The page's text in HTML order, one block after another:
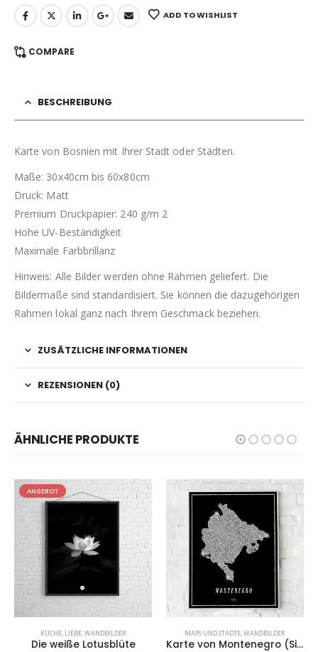
ADD TO WISHLIST
COMPARE
BESCHREIBUNG
Karte von Bosnien mit Ihrer Stadt oder Städten.
Maße: 30x40cm bis 60x80cm
Druck: Matt
Premium Druckpapier: 240 g/m 2
Hohe UV-Beständigkeit
Maximale Farbbrillanz
Hinweis: Alle Bilder werden ohne Rahmen geliefert. Die
Bildermaße sind standardisiert. Sie können die dazugehörigen
Rahmen lokal ganz nach Ihrem Geschmack beziehen.
ZUSÄTZLICHE INFORMATIONEN
REZENSIONEN (0)
ÄHNLICHE PRODUKTE
ANGEBOT
KÜCHE, LIEBE,WANDBILDER
Die weiße Lotusblüte
MAPS UND STÄDTE,WANDBILDER
Karte von Montenegro (Silver Map)